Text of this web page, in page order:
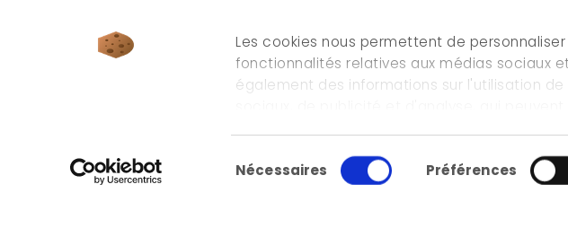
Les cookies nous permettent de
fonctionnalités relatives aux médias sociaux
également des informations sur l'utilisation
Sélection du consentement
Nécessaires Préférences